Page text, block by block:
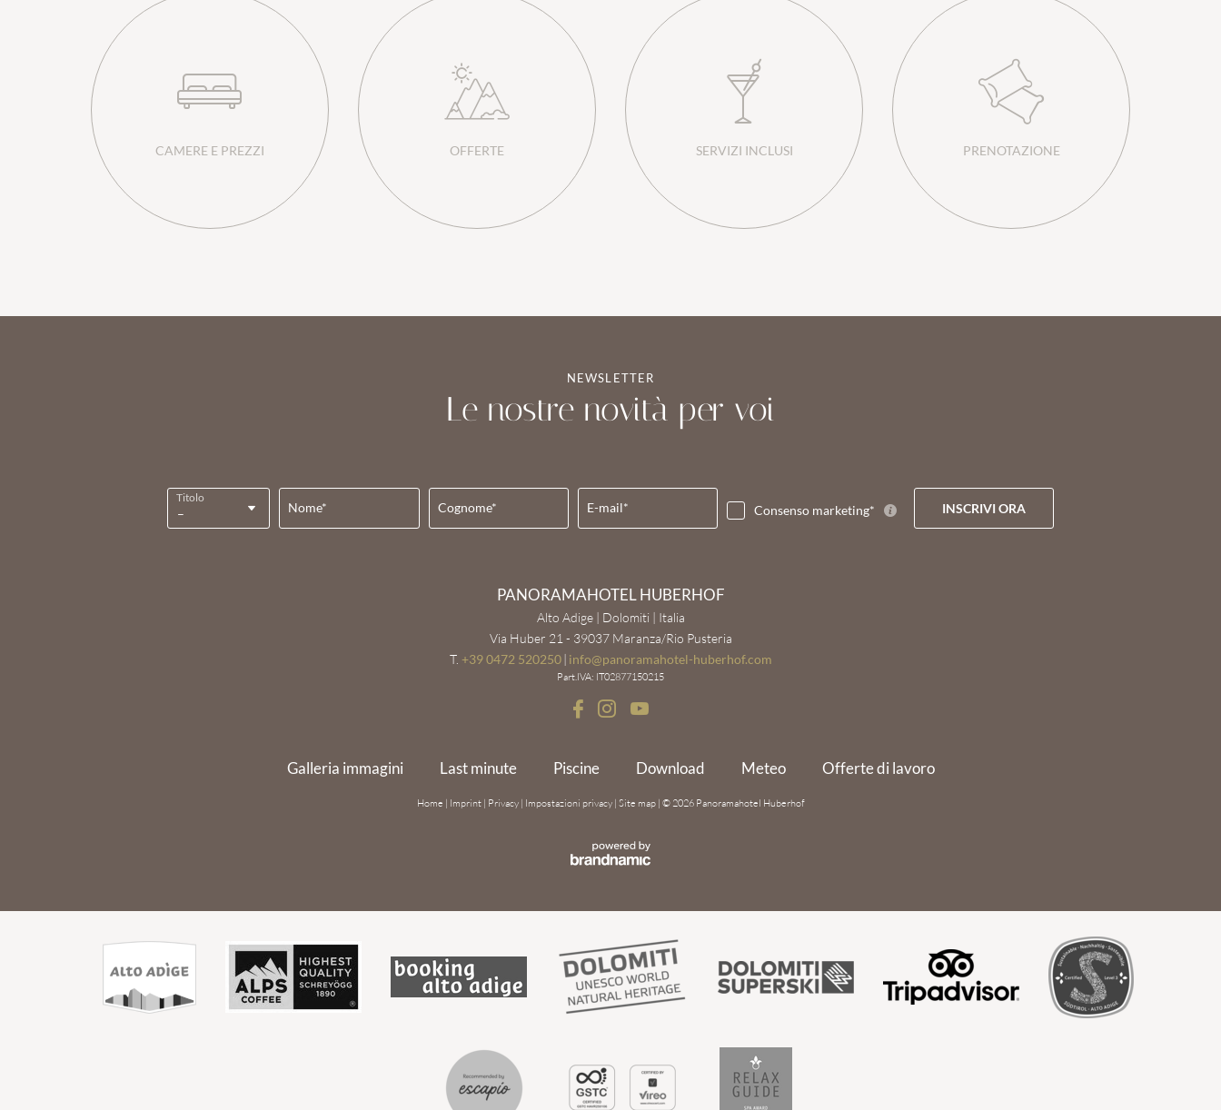
CAMERE E PREZZI OFFERTE SERVIZI INCLUSI PRENOTAZIONE
NEWSLETTER
Le nostre novità per voi
Titolo
Nome* Cognome* E-mail* Consenso marketing* INSCRIVI ORA
PANORAMAHOTEL HUBERHOF
Alto Adige | Dolomiti | Italia
Via Huber 21 - 39037 Maranza/Rio Pusteria
T. +39 0472 520250 | info@panoramahotel-huberhof.com
Part.IVA: IT02877150215
Galleria immagini Last minute Piscine Download Meteo Offerte di lavoro
Home | Imprint | Privacy | Impostazioni privacy | Site map | © 2026 Panoramahotel Huberhof